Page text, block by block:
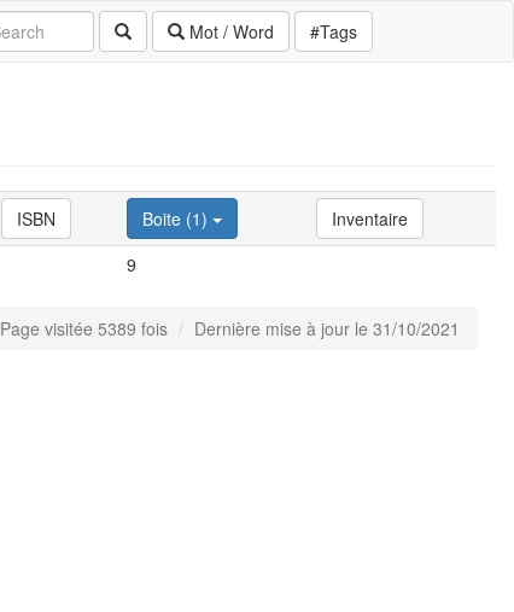
Mot / Word #Tags
ISBN Boite (1)
Inventaire
9
Page visitée 5389 fois Dernière mise à jour le 31/10/2021